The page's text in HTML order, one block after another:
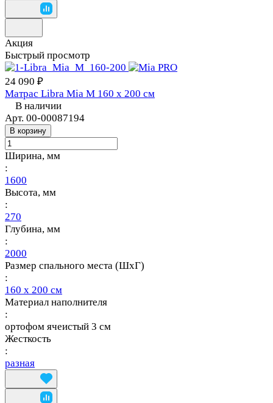
Акция
Быстрый просмотр
24 090 ₽
Матрас Libra Mia M 160 х 200 см
В наличии
Арт. 00-00087194
В корзину
Ширина, мм
:
1600
Высота, мм
:
270
Глубина, мм
:
2000
Размер спального места (ШхГ)
:
160 х 200 см
Материал наполнителя
:
ортофом ячеистый 3 см
Жесткость
:
разная